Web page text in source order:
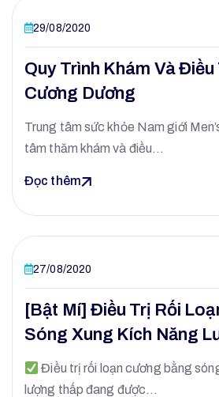
29/08/2020
Quy Trình Khám Và Điều
Cương Dương
Trung tâm sức khỏe Nam giới
tâm thăm khám và điều…
Đọc thêm
27/08/2020
[Bật Mí] Điều Trị Rối
Sóng Xung Kích Năng
Điều trị rối loạn cương bằng
lượng thấp đang được…